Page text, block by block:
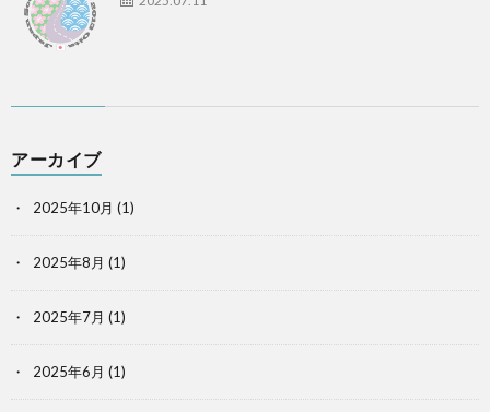
アーカイブ
2025年10月 (1)
2025年8月 (1)
2025年7月 (1)
2025年6月 (1)